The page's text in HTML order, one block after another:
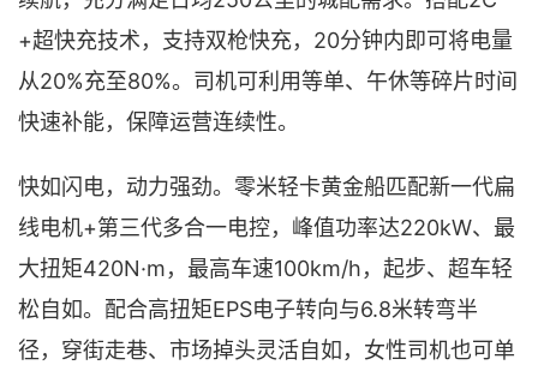
+超快充技术，支持双枪快充，20分钟内即可将电量
从20%充至80%。司机可利用等单、午休等碎片时间
快速补能，保障运营连续性。
快如闪电，动力强劲。零米轻卡黄金船匹配新一代扁
线电机+第三代多合一电控，峰值功率达220kW、最
大扭矩420N·m，最高车速100km/h，起步、超车轻
松自如。配合高扭矩EPS电子转向与6.8米转弯半
径，穿街走巷、市场掉头灵活自如，女性司机也可单